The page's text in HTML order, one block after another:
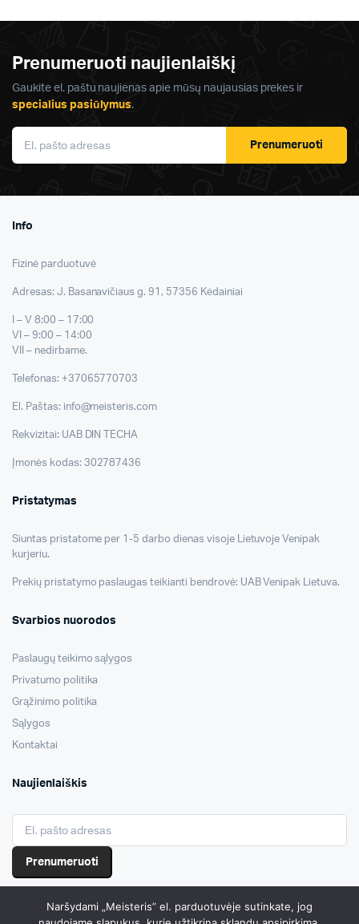
Prenumeruoti naujienlaiškį
Gaukite el. paštu naujienas apie mūsų naujausias prekes ir
specialius pasiūlymus.
Prenumeruoti
Info
Fizinė parduotuvė
Adresas: J. Basanavičiaus g. 91, 57356 Kėdainiai
I – V 8:00 – 17:00
VI – 9:00 – 14:00
VII – nedirbame.
Telefonas: +37065770703
El. Paštas: info@meisteris.com
Rekvizitai: UAB DIN TECHA
Įmonės kodas: 302787436
Pristatymas
Siuntas pristatome per 1-5 darbo dienas visoje Lietuvoje Venipak
kurjeriu.
Prekių pristatymo paslaugas teikianti bendrovė: UAB Venipak Lietuva.
Svarbios nuorodos
Paslaugų teikimo sąlygos
Privatumo politika
Grąžinimo politika
Sąlygos
Kontaktai
Naujienlaiškis
Prenumeruoti
Naršydami „Meisteris” el. parduotuvėje sutinkate, jog